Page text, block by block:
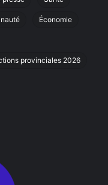
Économie
provinciales 2026